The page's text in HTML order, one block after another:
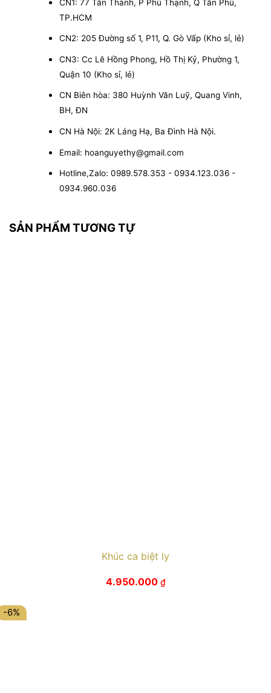
CN1: 77 Tân Thành, P Phú Thạnh, Q Tân Phú,
TP.HCM
CN2: 205 Đường số 1, P11, Q. Gò Vấp (Kho sỉ, lẻ)
CN3: Cc Lê Hồng Phong, Hồ Thị Kỷ, Phường 1,
Quận 10 (Kho sỉ, lẻ)
CN Biên hòa: 380 Huỳnh Văn Luỹ, Quang Vinh,
BH, ĐN
CN Hà Nội: 2K Láng Hạ, Ba Đình Hà Nội.
Email: hoanguyethy@gmail.com
Hotline,Zalo: 0989.578.353 - 0934.123.036 -
0934.960.036
SẢN PHẨM TƯƠNG TỰ
Khúc ca biệt ly
4.950.000 ₫
-6%